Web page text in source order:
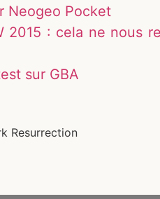
Neogeo Pocket
2015 : cela ne nous
sur GBA
Resurrection